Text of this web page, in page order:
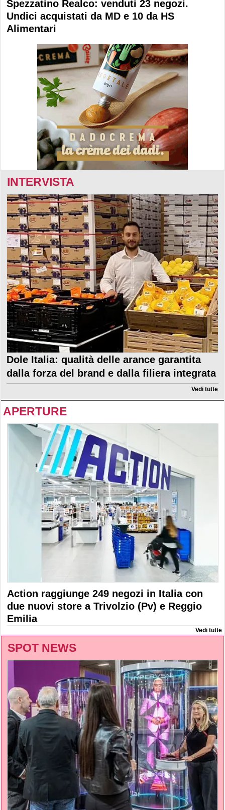
Spezzatino Realco: venduti 23 negozi.
Undici acquistati da MD e 10 da HS
Alimentari
INTERVISTA
Dole Italia: qualità delle arance garantita
dalla forza del brand e dalla filiera integrata
Vedi tutte
APERTURE
Action raggiunge 249 negozi in Italia con
due nuovi store a Trivolzio (Pv) e Reggio
Emilia
Vedi tutte
SPOT NEWS